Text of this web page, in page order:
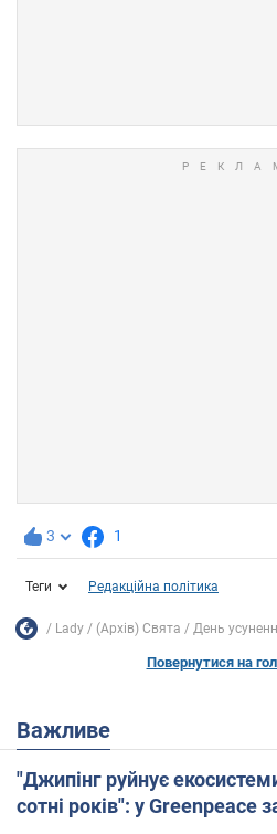
3 1
Теги Редакційна політика
Lady (Архів) Свята День
Повернутися на
Важливе
"Джипінг руйнує
сотні років": у Greenpeace